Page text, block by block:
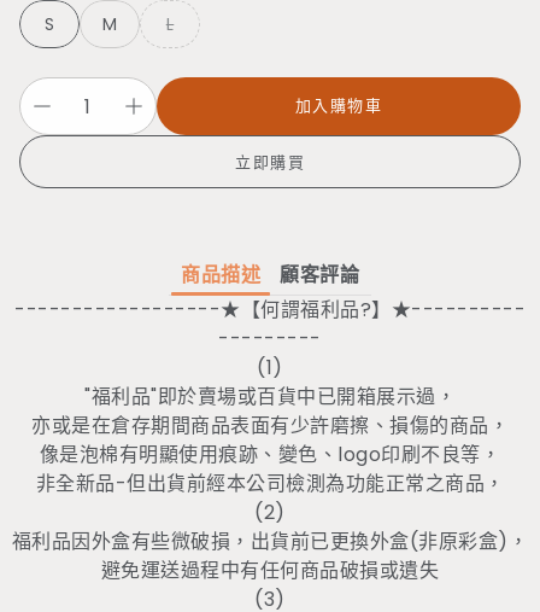
S
M L
加入購物車
立即購買
商品描述
顧客評論
------------------★【何謂福利品?】★----------
---------
(1)
"福利品"即於賣場或百貨中已開箱展示過，
亦或是在倉存期間商品表面有少許磨擦、損傷的商品，
像是泡棉有明顯使用痕跡、變色、logo印刷不良等，
非全新品-但出貨前經本公司檢測為功能正常之商品，
(2)
福利品因外盒有些微破損，出貨前已更換外盒(非原彩盒)，
避免運送過程中有任何商品破損或遺失
(3)